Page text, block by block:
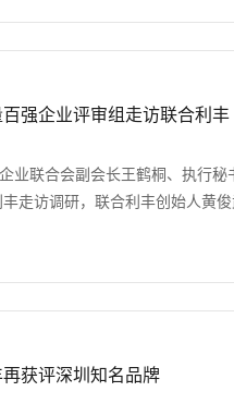
强企业评审组走访联合利丰
业联合会副会⻓王鹤桐、执行
走访调研，联合利丰创始人黄俊
获评深圳知名品牌